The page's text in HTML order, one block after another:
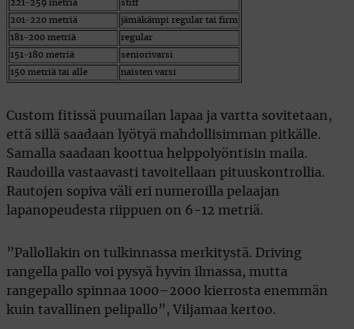
221−259 metriä
stiff
201−220 metriä
jämäkämpi regular tai firm
181−200 metriä
regular
151−180 metriä
seniorivarsi
150 metriä tai alle
naisten varsi
Custom fitissä puumailan lapaa ja vartta sovitetaan,
että sillä saadaan lyötyä mahdollisimman pitkälle.
Samalla saadaan koottua helppolyöntisin maila.
Raudoilla vastaavasti tavoitellaan pituuskontrollia.
Rautojen sopiva väli eri numeroilla pelaajan
lapanopeudesta riippuen on 6-12 metriä.
”Pallollakin on tulkinnassa merkitystä. Driving
rangella pallo voi pysyä hyvin ilmassa, mutta
rangepallo spinnaa 1000–2000 kierrosta enemmän
kuin tavallinen pelipallo”, Viljamaa kertoo.